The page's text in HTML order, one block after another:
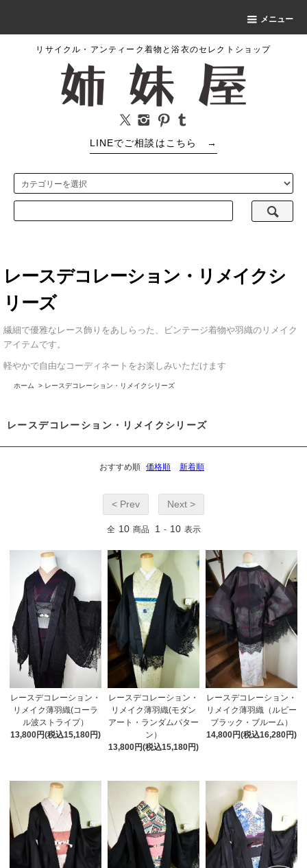
メニュー
リサイクル・アンティーク着物と浴衣のセレクトショップ
LINEでご相談はこちら →
レースデコレーション・リメイクシ
リーズ
繊細で優雅なレース飾りをあしらった、ビンテージ着物や羽織のリメイク
アイテムです。
軽やかで自由なコーディネートをお楽しみいただけます
ホーム > レースデコレーション・リメイクシリーズ
レースデコレーション・リメイクシリーズ
おすすめ順 価格順 新着順
< Prev Next >
全 10 商品 1 - 10 表示
レースデコレーション・
リメイク薄羽織(コーラ
ル波ストライプ）
13,800円(税込15,180円)
レースデコレーション・
リメイク薄羽織(モダン
アート・ランダムパター
ン）
13,800円(税込15,180円)
レースデコレーション・
リメイク薄羽織（ルビー
ブラック・ブルーム）
14,800円(税込16,280円)